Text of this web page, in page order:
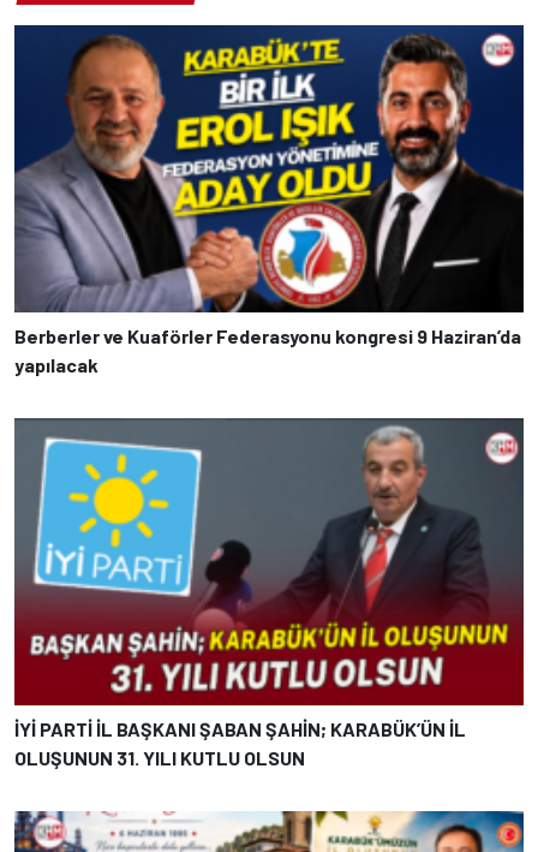
Berberler ve Kuaförler Federasyonu kongresi 9 Haziran’da
yapılacak
İYİ PARTİ İL BAŞKANI ŞABAN ŞAHİN; KARABÜK’ÜN İL
OLUŞUNUN 31. YILI KUTLU OLSUN